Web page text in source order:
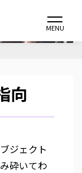
MENU
向
ジェクト
砕いてわ